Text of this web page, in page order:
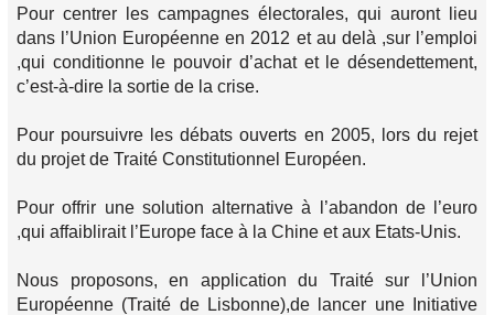
Pour centrer les campagnes électorales, qui auront lieu
dans l’Union Européenne en 2012 et au delà ,sur l’emploi
,qui conditionne le pouvoir d’achat et le désendettement,
c’est-à-dire la sortie de la crise.
Pour poursuivre les débats ouverts en 2005, lors du rejet
du projet de Traité Constitutionnel Européen.
Pour offrir une solution alternative à l’abandon de l’euro
,qui affaiblirait l’Europe face à la Chine et aux Etats-Unis.
Nous proposons, en application du Traité sur l’Union
Européenne (Traité de Lisbonne),de lancer une Initiative